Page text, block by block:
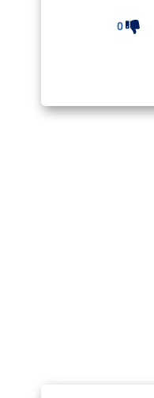
0